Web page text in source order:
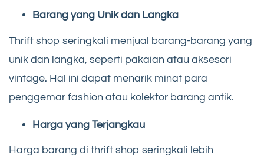
Barang yang Unik dan Langka
Thrift shop seringkali menjual barang-barang yang
unik dan langka, seperti pakaian atau aksesori
vintage. Hal ini dapat menarik minat para
penggemar fashion atau kolektor barang antik.
Harga yang Terjangkau
Harga barang di thrift shop seringkali lebih